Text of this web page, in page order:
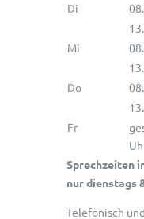
Di
Mi
Do
Fr
Sprechzeiten
nur dienstags
Telefonisch